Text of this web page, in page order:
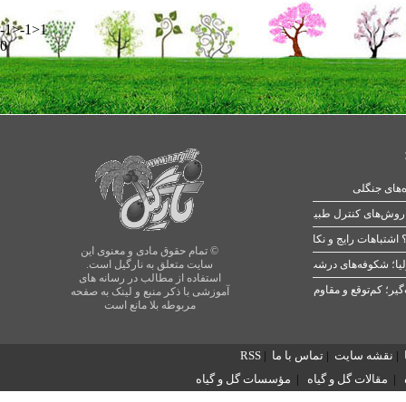
-1>-1>1
0
© تمام حقوق مادی و معنوی این
سایت متعلق به نارگیل است.
استفاده از مطالب در رسانه های
آموزشی با ذکر منبع و لینک به صفحه
مربوطه بلا مانع است
جنگلی
رایج و نکات طلایی
شکوفه‌های درشت در بهار
| نقشه سایت | تماس با ما |
RSS
| مقالات گل و گیاه | مؤسسات گل و گیاه